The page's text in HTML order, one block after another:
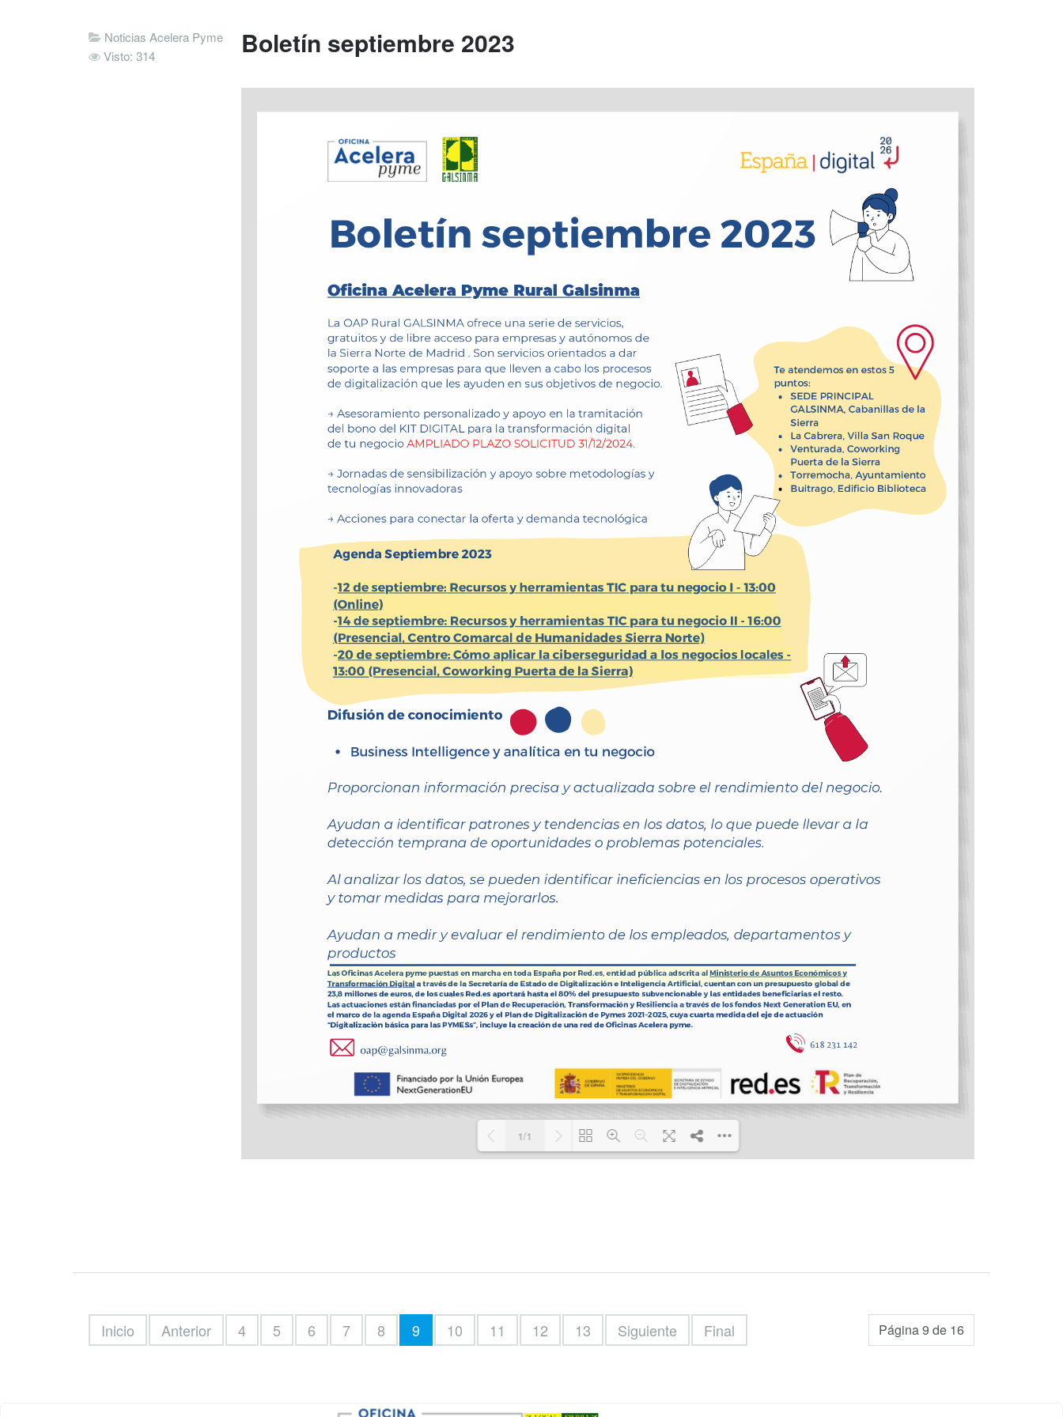
Noticias Acelera Pyme
Visto: 314
Boletín septiembre 2023
1/1
Página 9 de 16
Inicio Anterior 4 5 6 7 8 9 10 11 12 13 Siguiente Final